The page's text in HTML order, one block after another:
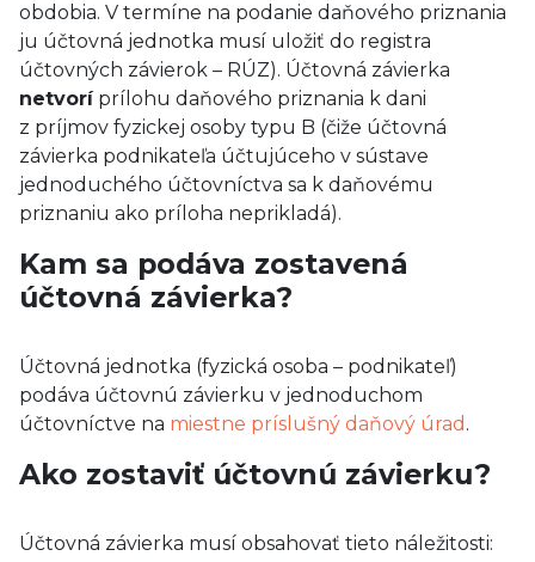
obdobia. V termíne na podanie daňového priznania
ju účtovná jednotka musí uložiť do registra
účtovných závierok – RÚZ). Účtovná závierka
netvoríprílohu daňového priznania k dani
z príjmov fyzickej osoby typu B (čiže účtovná
závierka podnikateľa účtujúceho v sústave
jednoduchého účtovníctva sa k daňovému
priznaniu ako príloha neprikladá).
Kam sa podáva zostavená
účtovná závierka?
Účtovná jednotka (fyzická osoba – podnikateľ)
podáva účtovnú závierku v jednoduchom
účtovníctve na miestne príslušný daňový úrad .
Ako zostaviť účtovnú závierku?
Účtovná závierka musí obsahovať tieto náležitosti: